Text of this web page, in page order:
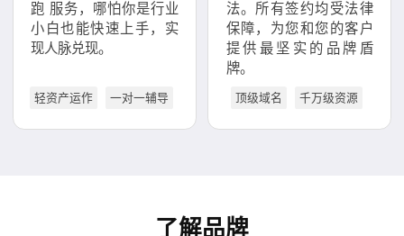
跑 服务，哪怕你是行业
小白也能快速上手，实
现人脉兑现。
轻资产运作 一对一辅导
法。所有签约均受法律
保障，为您和您的客户
提供最坚实的品牌盾
牌。
顶级域名 千万级资源
了解品牌